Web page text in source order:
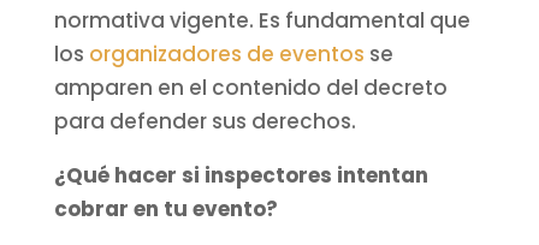
normativa vigente. Es fundamental que
los organizadores de eventos se
amparen en el contenido del decreto
para defender sus derechos.
¿Qué hacer si inspectores intentan
cobrar en tu evento?